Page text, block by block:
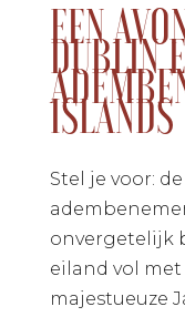
EEN
DUBLIN
ISLANDS
Stel je voor:
onvergetelijk
eiland vol
majestueuze